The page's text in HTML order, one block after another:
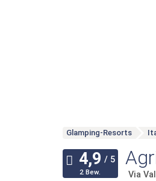
Glamping-Resorts
Via
2 Bew.